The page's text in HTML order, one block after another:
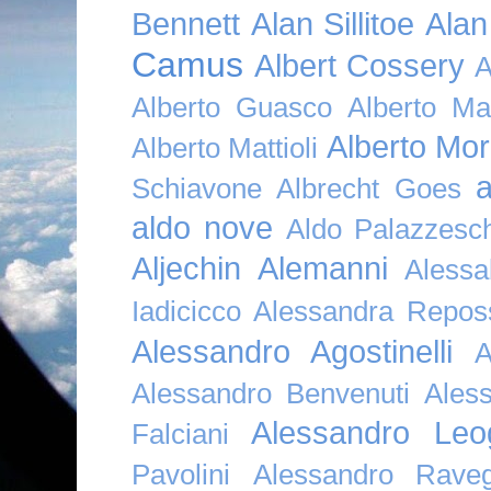
Bennett Alan Sillitoe
Camus Albert Cossery
Alberto Guasco Alberto
Alberto Mattioli Alberto
Schiavone Albrecht Goes
aldo nove Aldo
Aljechin Alemanni
Iadicicco Alessandra
Alessandro Agostinelli
Alessandro Benvenuti
Falciani
Alessandro
Pavolini
Alessandro